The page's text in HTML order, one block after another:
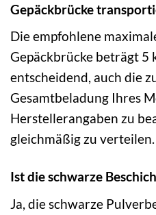
Gepäckbrücke
Die empfohlene
Gepäckbrücke beträgt 5
entscheidend, auch die
Gesamtbeladung Ihres
Herstellerangaben zu
gleichmäßig zu verteilen.
Ist die schwarze
Ja, die schwarze